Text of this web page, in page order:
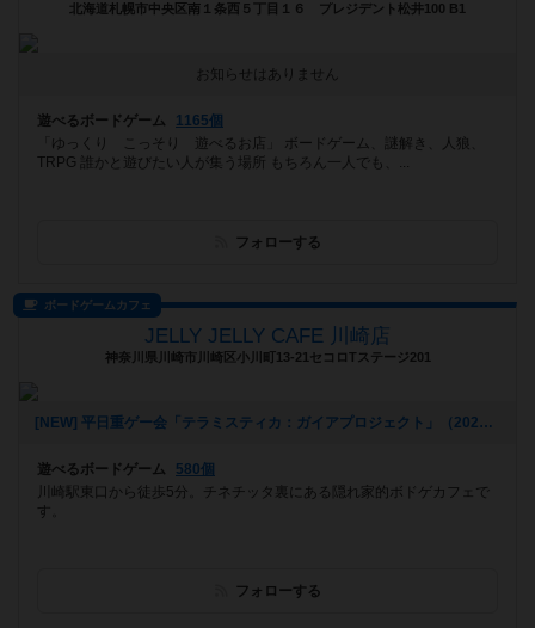
北海道札幌市中央区南１条西５丁目１６ プレジデント松井100 B1
お知らせはありません
遊べるボードゲーム
1165個
「ゆっくり こっそり 遊べるお店」 ボードゲーム、謎解き、人狼、
TRPG 誰かと遊びたい人が集う場所 もちろん一人でも、...
フォローする
ボードゲームカフェ
JELLY JELLY CAFE 川崎店
神奈川県川崎市川崎区小川町13-21セコロTステージ201
[NEW] 平日重ゲー会「テラミスティカ：ガイアプロジェクト」（2023年01月27日 16時35分）
遊べるボードゲーム
580個
川崎駅東口から徒歩5分。チネチッタ裏にある隠れ家的ボドゲカフェで
す。
フォローする